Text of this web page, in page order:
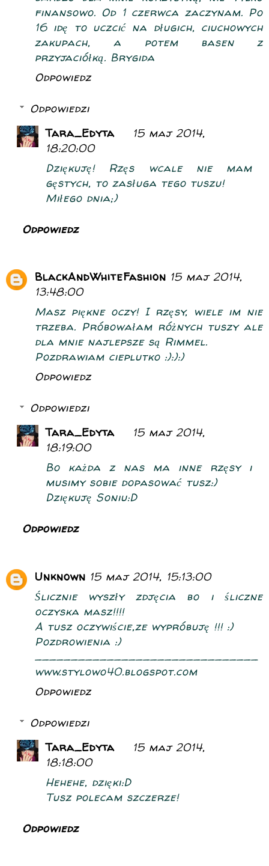
finansowo. Od 1 czerwca zaczynam. Po
16 idę to uczcić na długich, ciuchowych
zakupach, a potem basen z
przyjaciółką. Brygida
Odpowiedz
Odpowiedzi
Tara_Edyta
15 maj 2014,
18:20:00
Dziękuję! Rzęs wcale nie mam
gęstych, to zasługa tego tuszu!
Miłego dnia;)
Odpowiedz
BlackAndWhiteFashion 15 maj 2014,
13:48:00
Masz piękne oczy! I rzęsy, wiele im nie
trzeba. Próbowałam różnych tuszy ale
dla mnie najlepsze są Rimmel.
Pozdrawiam cieplutko :):):)
Odpowiedz
Odpowiedzi
Tara_Edyta
15 maj 2014,
18:19:00
Bo każda z nas ma inne rzęsy i
musimy sobie dopasować tusz:)
Dziękuję Soniu:D
Odpowiedz
Unknown 15 maj 2014, 15:13:00
Ślicznie wyszły zdjęcia bo i śliczne
oczyska masz!!!!
A tusz oczywiście,ze wypróbuję !!! :)
Pozdrowienia :)
_______________________________
www.stylowo40.blogspot.com
Odpowiedz
Odpowiedzi
Tara_Edyta
15 maj 2014,
18:18:00
Hehehe, dzięki:D
Tusz polecam szczerze!
Odpowiedz